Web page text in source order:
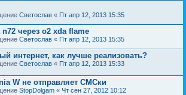
Светослав « Пт апр 12, 2013 15:35
через o2 xda flame
Светослав « Пт апр 12, 2013 15:35
интернет, как лучше реализовать?
Светослав « Пт апр 12, 2013 15:33
W не отправляет СМСки
StopDolgam « Чт сен 27, 2012 10:12